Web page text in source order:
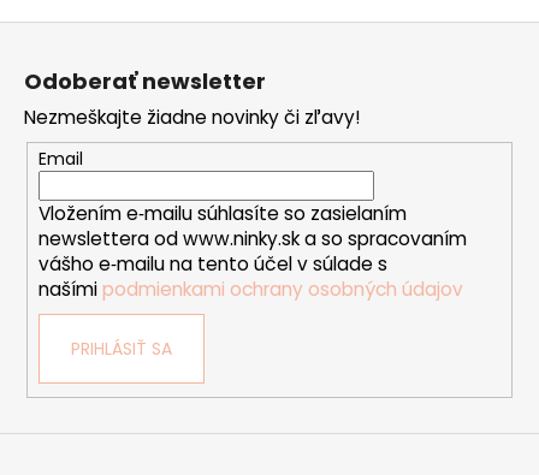
Z
Odoberať newsletter
Nezmeškajte žiadne novinky či zľavy!
Email
Vložením e‑mailu súhlasíte so zasielaním
newslettera od www.ninky.sk a so spracovaním
vášho e‑mailu na tento účel v súlade s
našími podmienkami ochrany osobných údajov
PRIHLÁSIŤ SA